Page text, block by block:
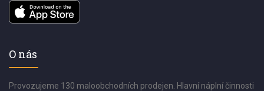
O nás
Provozujeme 130 maloobchodních prodejen. Hlavní náplní činnosti